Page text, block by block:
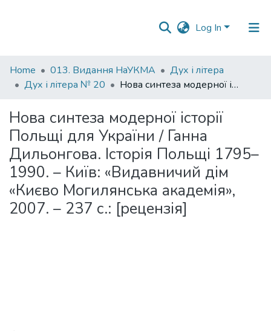
Log In
Communities
&
All of DSpace
Statistics
Home 013. Видання НаУКМА
Дух і літера
Дух і літера № 20
Нова синтеза модерної історії Польщі для України / Ганна Дильонгова. Історія Польщі 1795–1990. – Київ: «Видавничий дім «Києво Могилянська академія», 2007. – 237 с.: [рецензія]
Нова синтеза модерної історії
Польщі для України / Ганна
Дильонгова. Історія Польщі 1795–
1990. – Київ: «Видавничий дім
«Києво Могилянська академія»,
2007. – 237 с.: [рецензія]